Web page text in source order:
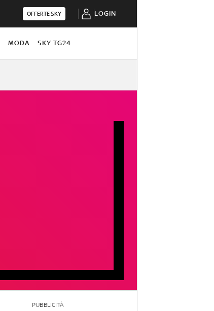
OFFERTE SKY LOGIN
MODA SKY TG24
PUBBLICITÀ